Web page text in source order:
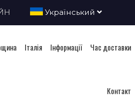
Український
Італія Інформації Час доставки
Контакт